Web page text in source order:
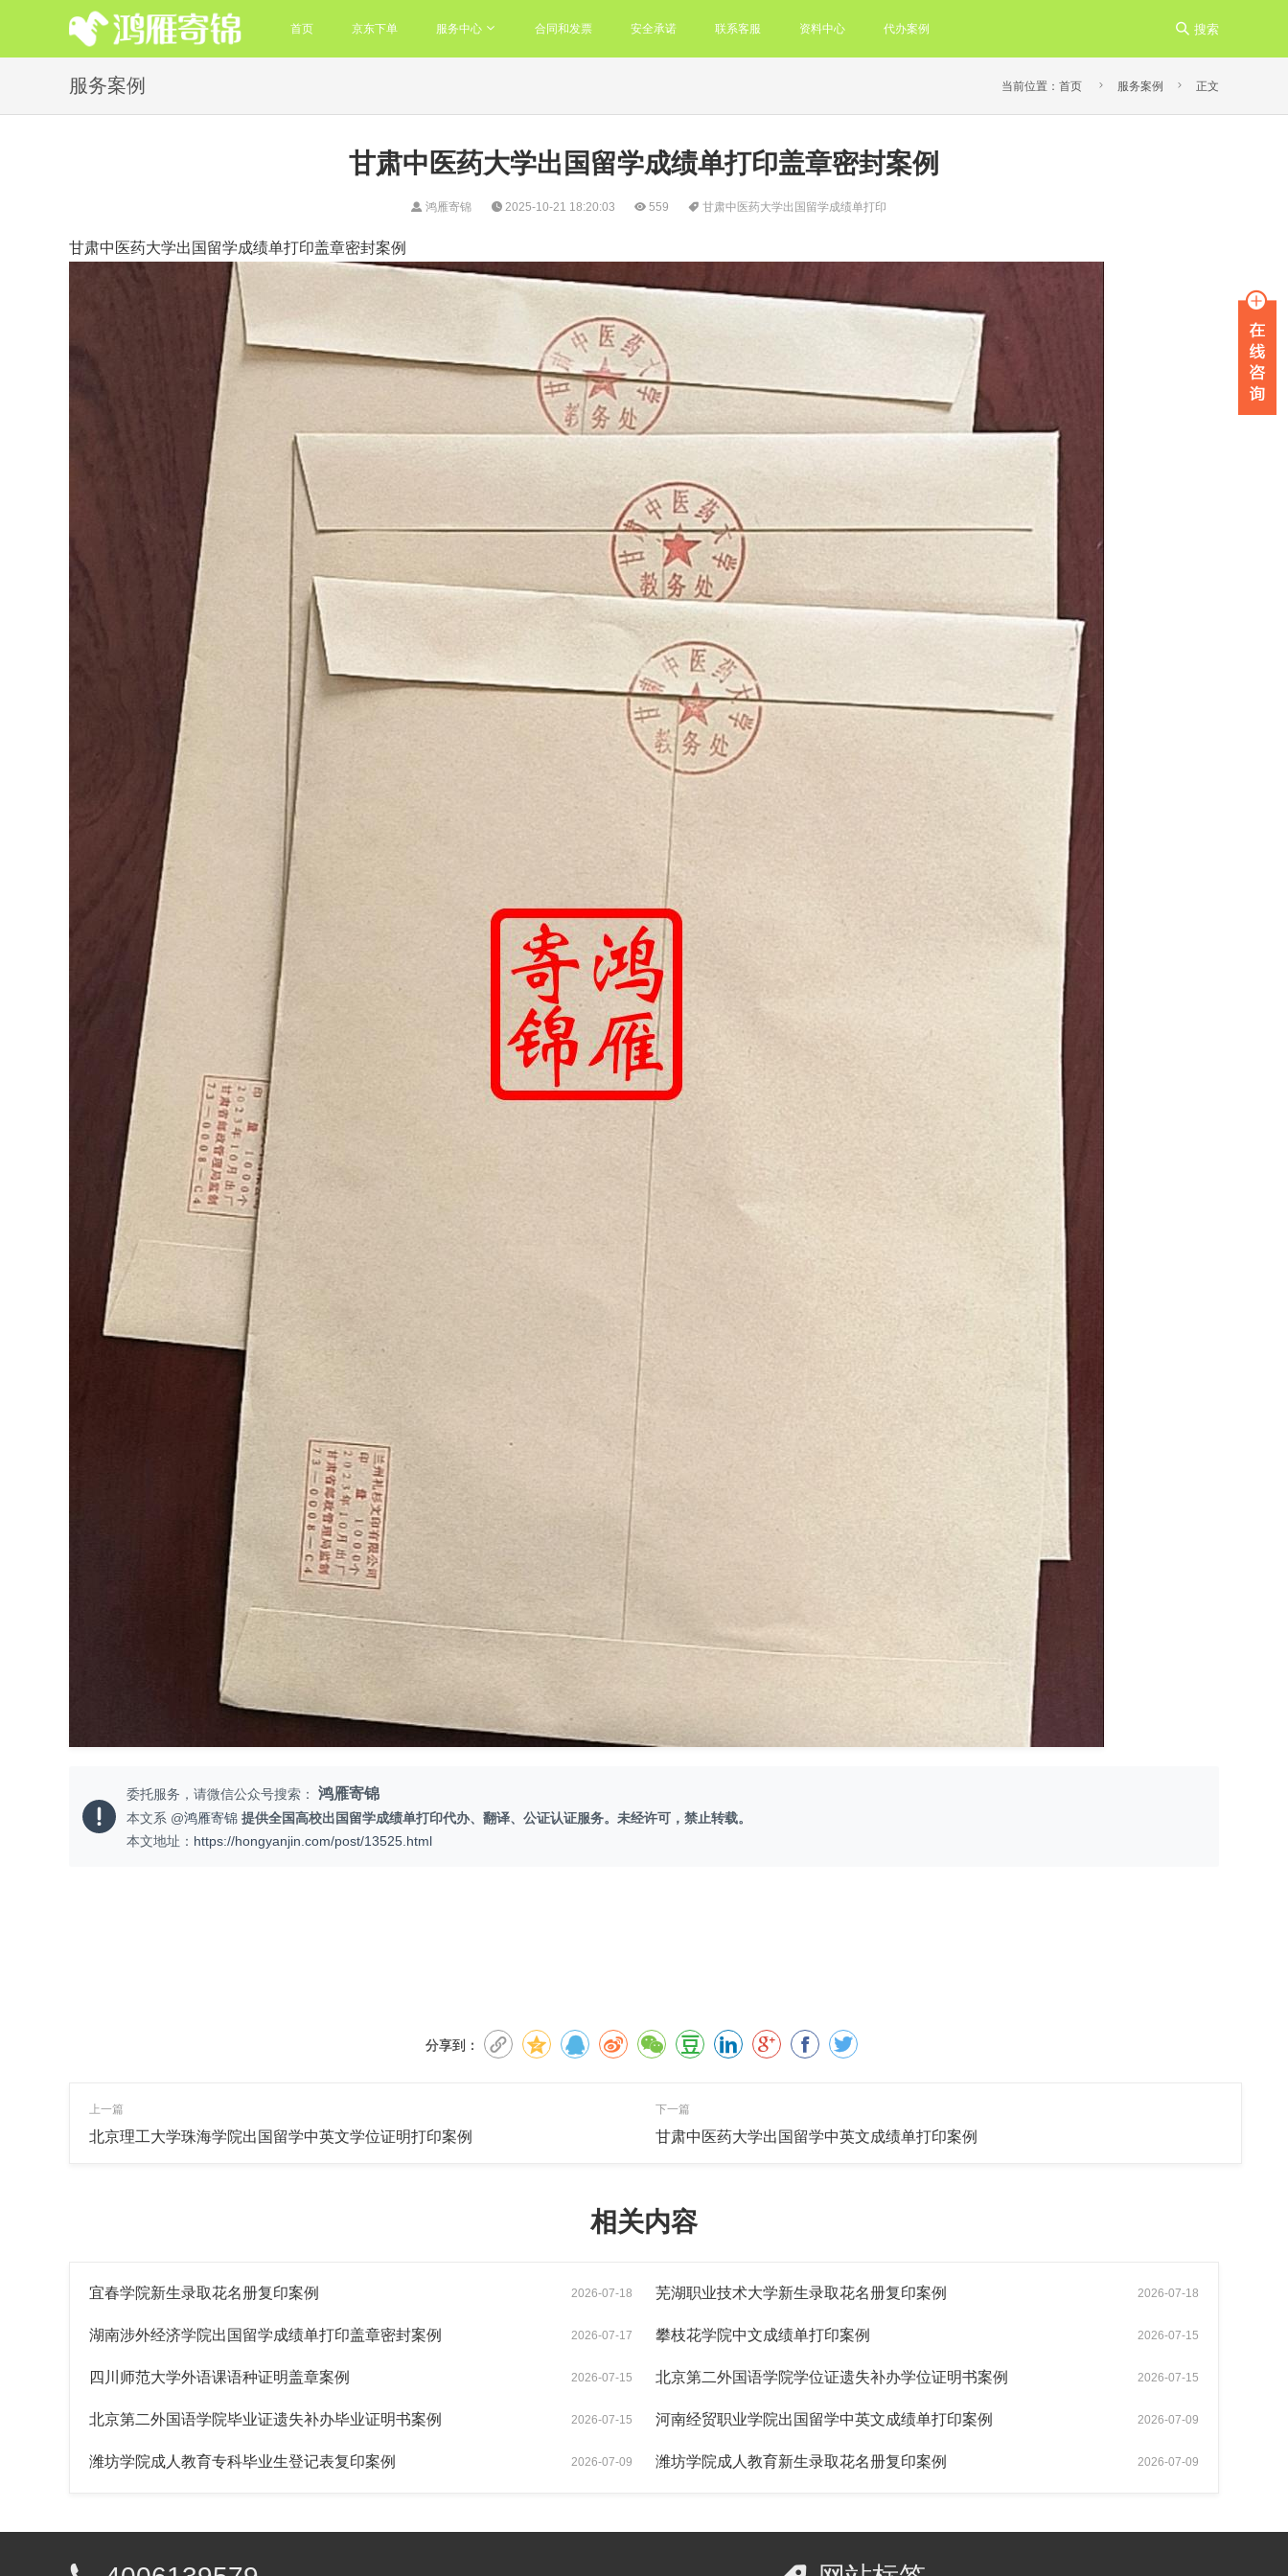
首页 京东下单 服务中心 合同和发票 安全承诺 联系客服 资料中心 代办案例  搜索
服务案例 当前位置： 首页  服务案例  正文
甘肃中医药大学出国留学成绩单打印盖章密封案例
鸿雁寄锦 2025-10-21 18:20:03 559 甘肃中医药大学出国留学成绩单打印
甘肃中医药大学出国留学成绩单打印盖章密封案例
委托服务，请微信公众号搜索： 鸿雁寄锦
本文系 @鸿雁寄锦 提供全国高校出国留学成绩单打印代办、翻译、公证认证服务。未经许可，禁止转载。
本文地址： https://hongyanjin.com/post/13525.html
分享到：
上一篇
北京理工大学珠海学院出国留学中英文学位证明打印案例
下一篇
甘肃中医药大学出国留学中英文成绩单打印案例
相关内容
2026-07-18
宜春学院新生录取花名册复印案例 2026-07-18
芜湖职业技术大学新生录取花名册复印案例
2026-07-17
湖南涉外经济学院出国留学成绩单打印盖章密封案例 2026-07-15
攀枝花学院中文成绩单打印案例
2026-07-15
四川师范大学外语课语种证明盖章案例 2026-07-15
北京第二外国语学院学位证遗失补办学位证明书案例
2026-07-15
北京第二外国语学院毕业证遗失补办毕业证明书案例 2026-07-09
河南经贸职业学院出国留学中英文成绩单打印案例
2026-07-09
潍坊学院成人教育专科毕业生登记表复印案例 2026-07-09
潍坊学院成人教育新生录取花名册复印案例